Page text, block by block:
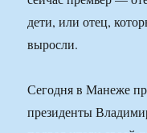
дети, или отец,
выросли.
Сегодня в Манеже
президенты